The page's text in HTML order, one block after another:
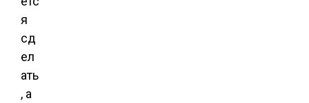
я
сд
ел
ать
, а